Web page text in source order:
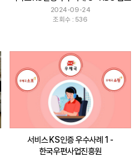
2024-09-24
조회수 : 536
서비스 KS인증 우수사례 1 -
한국우편사업진흥원